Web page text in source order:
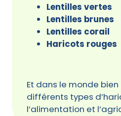
Lentilles vertes
Lentilles brunes
Lentilles corail
Haricots rouges
Et dans le monde
différents types
l’alimentation et